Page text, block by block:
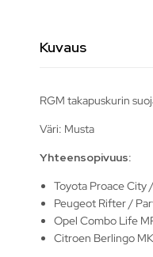
Kuvaus
RGM takapuskurin
Väri: Musta
Yhteensopivuus:
Toyota Proace
Peugeot Rifter /
Opel Combo Life
Citroen Berlingo